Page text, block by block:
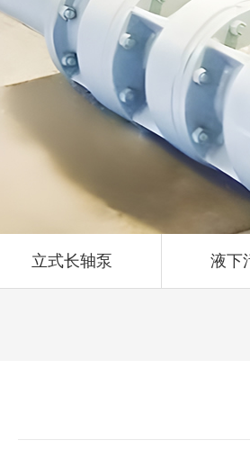
立式长轴泵 液下